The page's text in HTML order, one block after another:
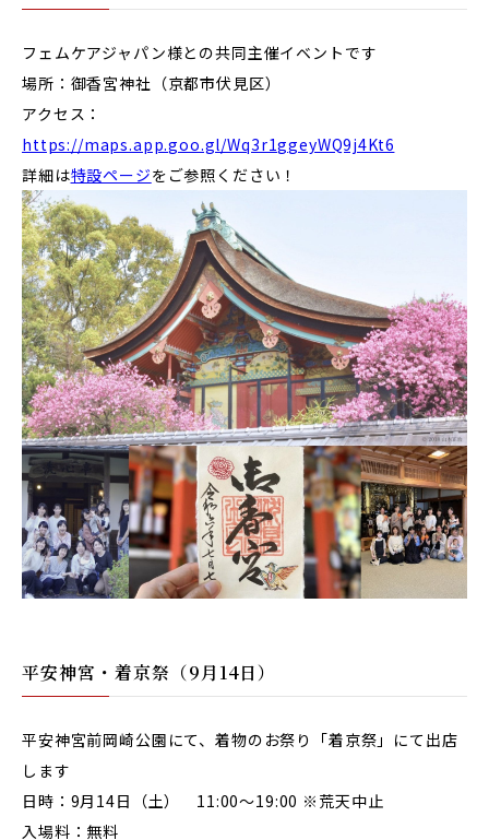
フェムケアジャパン様との共同主催イベントです
場所：御香宮神社（京都市伏見区）
アクセス：
https://maps.app.goo.gl/Wq3r1ggeyWQ9j4Kt6
詳細は特設ページをご参照ください！
平安神宮・着京祭（9月14日）
平安神宮前岡崎公園にて、着物のお祭り「着京祭」にて出店
します
日時：9月14日（土） 11:00〜19:00 ※荒天中止
入場料：無料